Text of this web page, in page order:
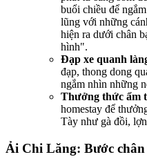
buổi chiều để
lũng với những
hiện ra dưới chân
hình".
Đạp xe quanh
đạp, thong dong
ngắm nhìn những
Thưởng thức ẩm
homestay để
Tày như gà đồi,
Ải Chi Lăng: Bước